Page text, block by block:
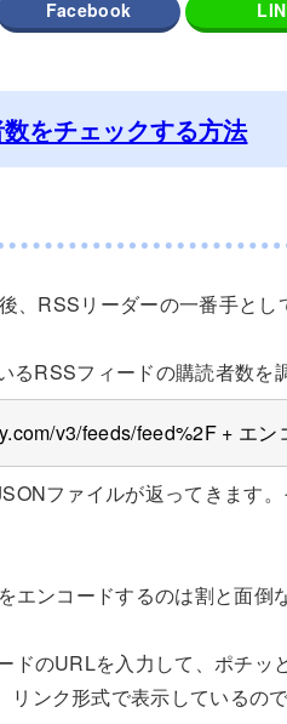
をチェックする方法
、RSSリーダーの一番手とし
るRSSフィードの購読者数を
v3/feeds/feed%2F + エ
ファイルが返ってきます
エンコードするのは割と面倒
ドのURLを入力して、ポチ
リンク形式で表示しているの